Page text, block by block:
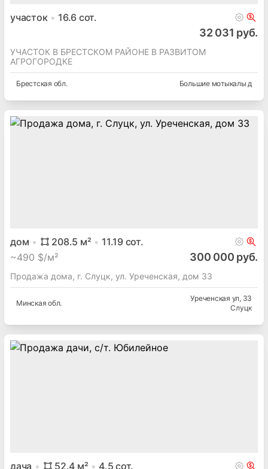
участок 16.6 сот.
32 031 руб.
УЧАСТОК В БРЕСТСКОМ РАЙОНЕ В РАЗВИТОМ
АГРОГОРОДКЕ
Брестская обл. Большие мотыкалы д
дом 208.5 м² 11.19сот.
~490 $/м² 300 000 руб.
Продажа дома, г. Слуцк, ул. Уреченская, дом 33
Минская обл.
Уреченская ул, 33
Слуцк
дача 52.4 м² 4.5 сот.